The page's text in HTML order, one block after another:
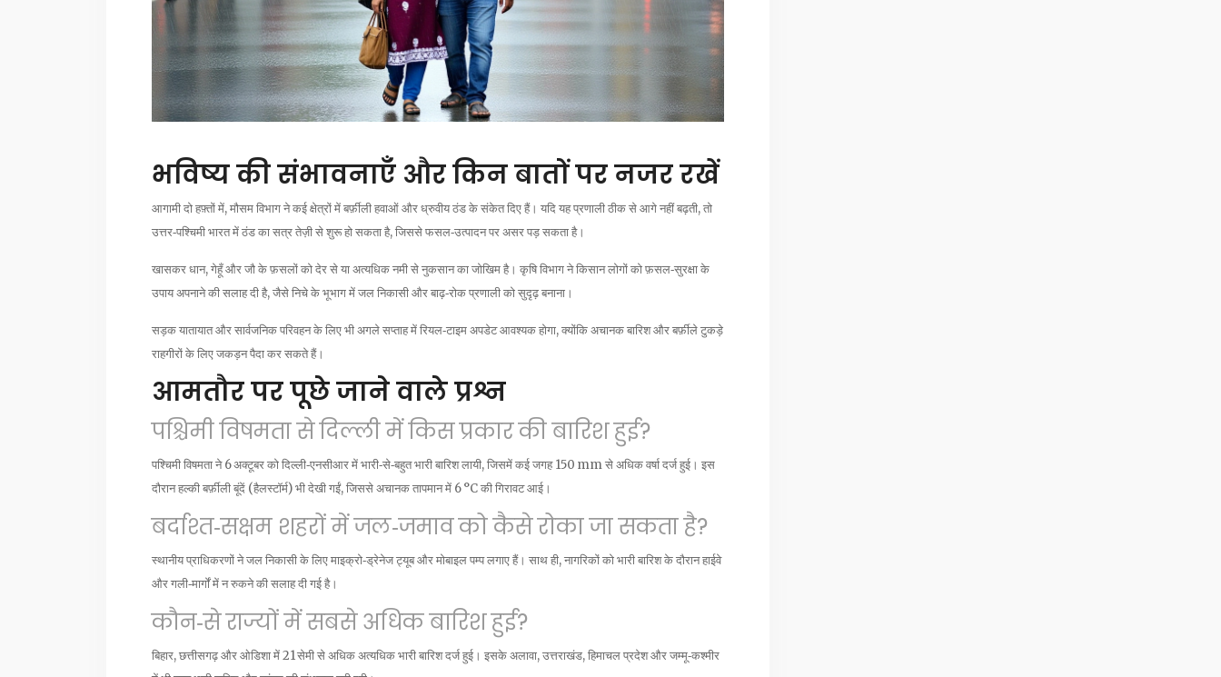
भविष्य की संभावनाएँ और किन बातों पर नजर रखें
आगामी दो हफ़्तों में, मौसम विभाग ने कई क्षेत्रों में बर्फ़ीली हवाओं और ध्रुवीय ठंड के संकेत दिए हैं। यदि यह प्रणाली ठीक से आगे नहीं बढ़ती, तो
उत्तर‑पश्चिमी भारत में ठंड का सत्र तेज़ी से शुरू हो सकता है, जिससे फसल‑उत्पादन पर असर पड़ सकता है।
खासकर धान, गेहूँ और जौ के फ़सलों को देर से या अत्यधिक नमी से नुकसान का जोखिम है। कृषि विभाग ने किसान लोगों को फ़सल‑सुरक्षा के
उपाय अपनाने की सलाह दी है, जैसे निचे के भूभाग में जल निकासी और बाढ़‑रोक प्रणाली को सुदृढ़ बनाना।
सड़क यातायात और सार्वजनिक परिवहन के लिए भी अगले सप्ताह में रियल‑टाइम अपडेट आवश्यक होगा, क्योंकि अचानक बारिश और बर्फ़ीले टुकड़े
राहगीरों के लिए जकड़न पैदा कर सकते हैं।
आमतौर पर पूछे जाने वाले प्रश्न
पश्चिमी विषमता से दिल्ली में किस प्रकार की बारिश हुई?
पश्चिमी विषमता ने 6 अक्टूबर को दिल्ली‑एनसीआर में भारी‑से‑बहुत भारी बारिश लायी, जिसमें कई जगह 150 mm से अधिक वर्षा दर्ज हुई। इस
दौरान हल्की बर्फ़ीली बूंदें (हैलस्टॉर्म) भी देखी गईं, जिससे अचानक तापमान में 6 °C की गिरावट आई।
बर्दाश्त‑सक्षम शहरों में जल‑जमाव को कैसे रोका जा सकता है?
स्थानीय प्राधिकरणों ने जल निकासी के लिए माइक्रो‑ड्रेनेज ट्यूब और मोबाइल पम्प लगाए हैं। साथ ही, नागरिकों को भारी बारिश के दौरान हाईवे
और गली‑मार्गों में न रुकने की सलाह दी गई है।
कौन‑से राज्यों में सबसे अधिक बारिश हुई?
बिहार, छत्तीसगढ़ और ओडिशा में 21 सेमी से अधिक अत्यधिक भारी बारिश दर्ज हुई। इसके अलावा, उत्तराखंड, हिमाचल प्रदेश और जम्मू‑कश्मीर